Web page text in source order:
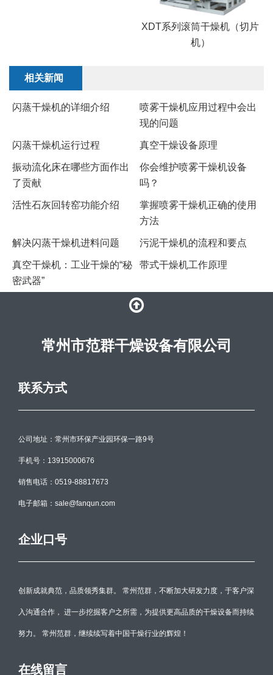
XDT系列滚筒干燥机（切片
机）
相关新闻
闪蒸干燥机的详细介绍
喷雾干燥机应用过程中会出
现的问题
闪蒸干燥机运行过程 真空干燥设备原理
振动流化床在哪些方面作出
了贡献
你会维护喷雾干燥机设备
吗？
活性石灰回转窑功能介绍
掌握喷雾干燥机正确的使用
方法
解决闪蒸干燥机进料问题 污泥干燥机的流程和要点
真空干燥机：工业干燥的“秘
密武器”
带式干燥机工作原理
常州市范群干燥设备有限公司
联系方式
公司地址：常州市环保产业园环保一路9号
手机号：13915000676
销售电话：0519-88817673
电子邮箱：sale@fanqun.com
企业口号
创新成就典范，品质领秀集群。 常州范群，不断加大研发力度，于客户深
入沟通合作， 进一步挖掘客户之所需，为提供更高品质的干燥设备而持续
努力。 常州范群，继续续写着中国干燥行业的辉煌！
在线留言